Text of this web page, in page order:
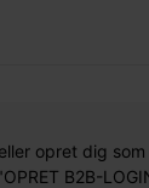
opret dig
B2B-